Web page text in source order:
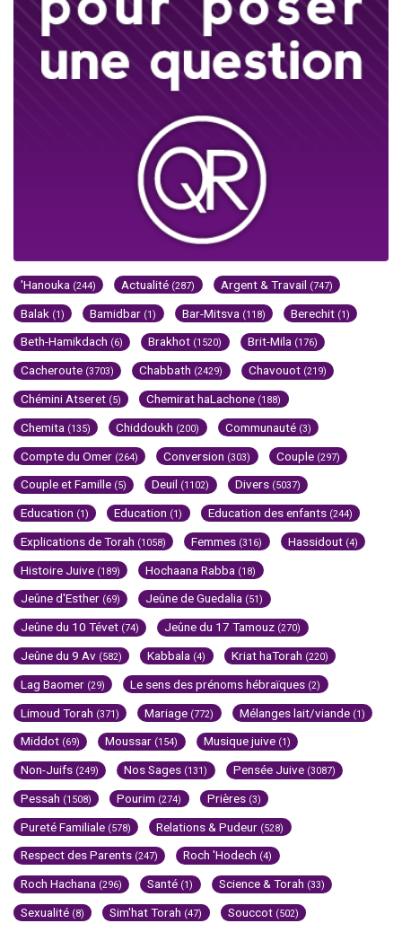
'Hanouka (244) Actualité (287) Argent & Travail (747)
Balak (1) Bamidbar (1) Bar-Mitsva (118) Berechit (1)
Beth-Hamikdach (6) Brakhot (1520) Brit-Mila (176)
Cacheroute (3703) Chabbath (2429) Chavouot (219)
Chémini Atseret (5) Chemirat haLachone (188)
Chemita (135) Chiddoukh (200) Communauté (3)
Compte du Omer (264) Conversion (303) Couple (297)
Couple et Famille (5) Deuil (1102) Divers (5037)
Education (1) Education (1) Education des enfants (244)
Explications de Torah (1058) Femmes (316) Hassidout (4)
Histoire Juive (189) Hochaana Rabba (18)
Jeûne d'Esther (69) Jeûne de Guedalia (51)
Jeûne du 10 Tévet (74) Jeûne du 17 Tamouz (270)
Jeûne du 9 Av (582) Kabbala (4) Kriat haTorah (220)
Lag Baomer (29) Le sens des prénoms hébraïques (2)
Limoud Torah (371) Mariage (772) Mélanges lait/viande (1)
Middot (69) Moussar (154) Musique juive (1)
Non-Juifs (249) Nos Sages (131) Pensée Juive (3087)
Pessah (1508) Pourim (274) Prières (3)
Pureté Familiale (578) Relations & Pudeur (528)
Respect des Parents (247) Roch 'Hodech (4)
Roch Hachana (296) Santé (1) Science & Torah (33)
Sexualité (8) Sim'hat Torah (47) Souccot (502)